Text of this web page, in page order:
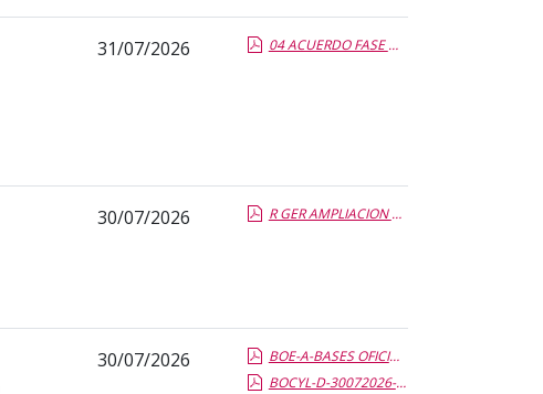
publicación:
31/07/2026 04 ACUERDO FASE CONC PROV TEO INS y MAQ.report.pdf.pdf
30/07/2026 R GER AMPLIACION BOLSA TEO ELECT.report.pdf.pdf
30/07/2026
BOE-A-BASES OFICIAL DE SERVICIOS 2026-16618.pdf.pdf
BOCYL-D-30072026-146-14.pdf.pdf